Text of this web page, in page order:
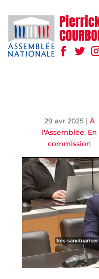
29 avr 2025 | À
l'Assemblée, En
commission